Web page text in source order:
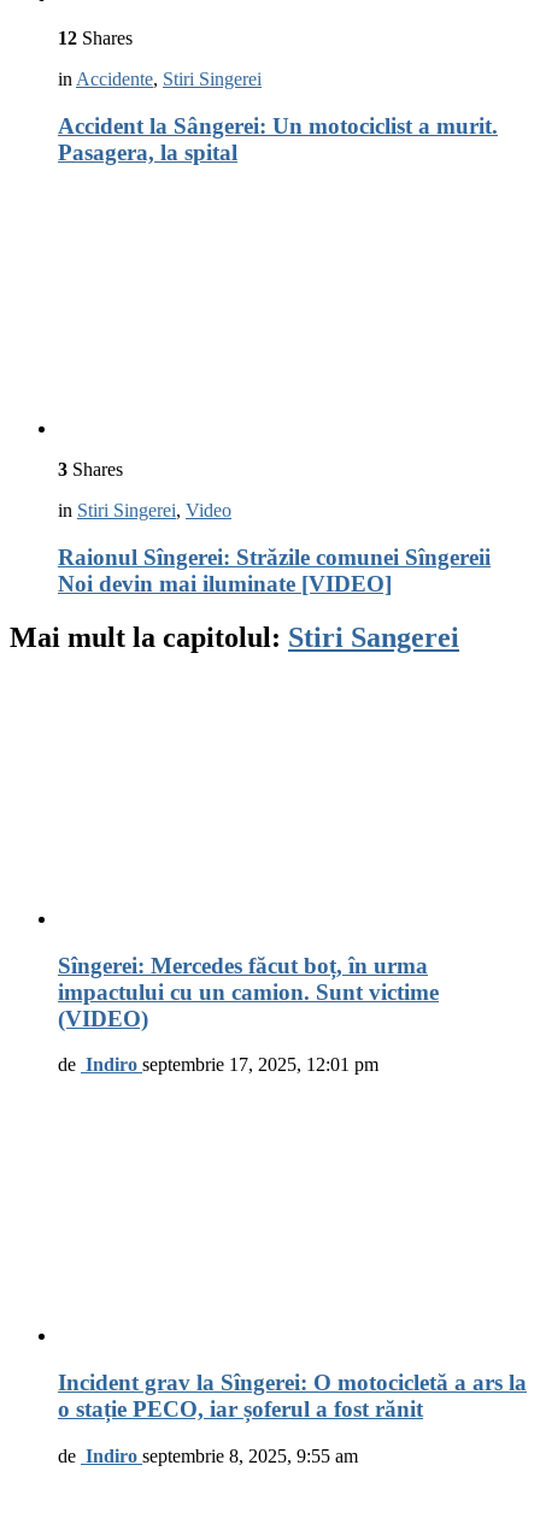
12 Shares
in Accidente, Stiri Singerei
Accident la Sângerei: Un motociclist a murit.
Pasagera, la spital
3 Shares
in Stiri Singerei, Video
Raionul Sîngerei: Străzile comunei Sîngereii
Noi devin mai iluminate [VIDEO]
Mai mult la capitolul: Stiri Sangerei
Sîngerei: Mercedes făcut boț, în urma
impactului cu un camion. Sunt victime
(VIDEO)
de Indiro septembrie 17, 2025, 12:01 pm
Incident grav la Sîngerei: O motocicletă a ars la
o stație PECO, iar șoferul a fost rănit
de Indiro septembrie 8, 2025, 9:55 am